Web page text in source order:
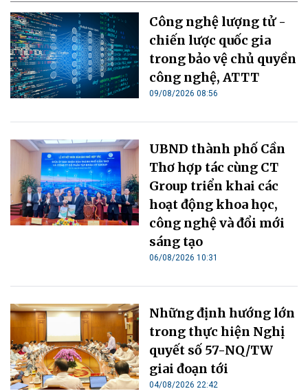
Công nghệ lượng tử -
chiến lược quốc gia
trong bảo vệ chủ quyền
công nghệ, ATTT
09/08/2026 08:56
UBND thành phố Cần
Thơ hợp tác cùng CT
Group triển khai các
hoạt động khoa học,
công nghệ và đổi mới
sáng tạo
06/08/2026 10:31
Những định hướng lớn
trong thực hiện Nghị
quyết số 57-NQ/TW
giai đoạn tới
04/08/2026 22:42